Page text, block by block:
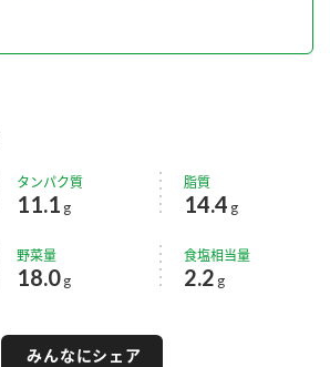
タンパク質
11.1 g
脂質
14.4 g
野菜量
18.0g
食塩相当量
2.2 g